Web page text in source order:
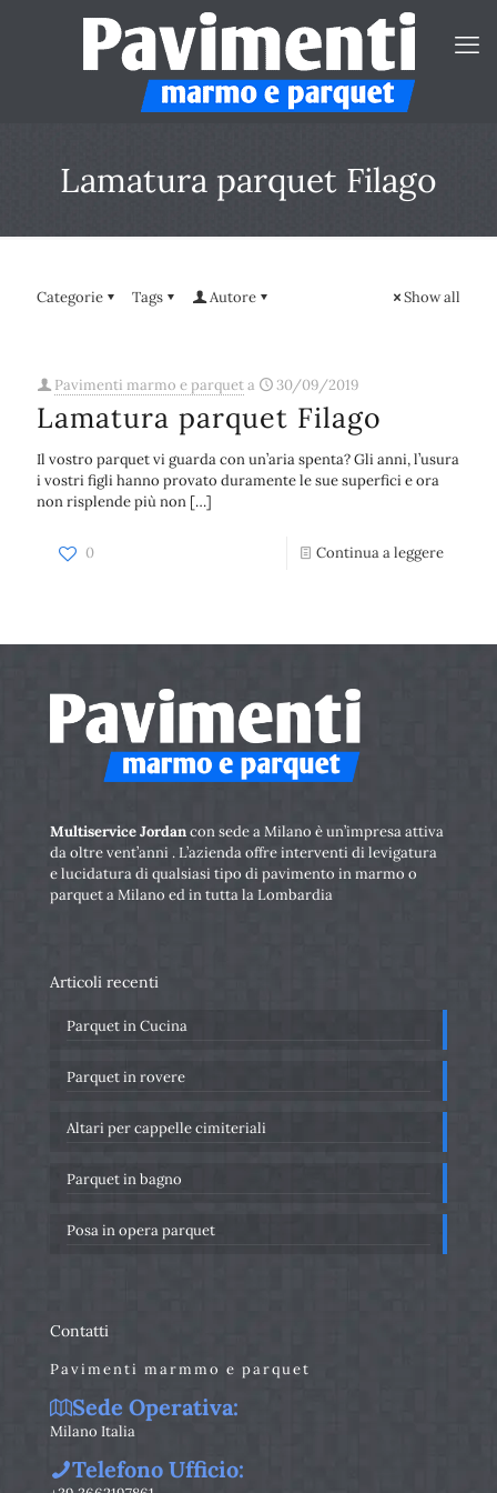
Lamatura parquet Filago
Categorie Tags Autore Show all
Pavimenti marmo e parqueta 30/09/2019
Lamatura parquet Filago
Il vostro parquet vi guarda con un’aria spenta? Gli anni, l’usura
i vostri figli hanno provato duramente le sue superfici e ora
non risplende più non […]
0 Continua a leggere
Multiservice Jordancon sede a Milano è un’impresa attiva
da oltre vent’anni . L’azienda offre interventi di levigatura
e lucidatura di qualsiasi tipo di pavimento in marmo o
parquet a Milano ed in tutta la Lombardia
Articoli recenti
Parquet in Cucina
Parquet in rovere
Altari per cappelle cimiteriali
Parquet in bagno
Posa in opera parquet
Contatti
Pavimenti marmmo e parquet
Sede Operativa:
Milano Italia
Telefono Ufficio: